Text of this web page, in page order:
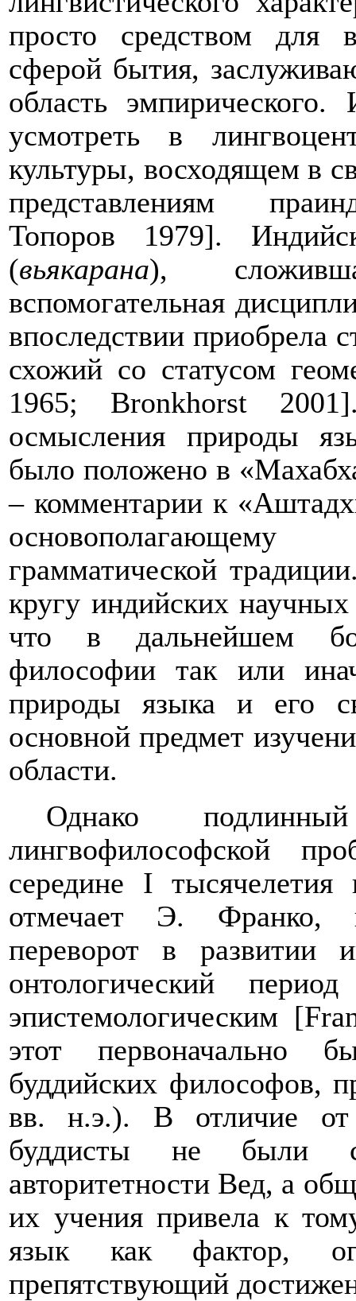
просто средством для
сферой бытия,
область
усмотреть в
культуры, восходящем в
представлениям
Топоров 1979].
(вьякарана),
вспомогательная
впоследствии приобрела
схожий со статусом
1965; Bronkhorst
осмысления природы
было положено в
– комментарии к
основополагающему
грамматической
кругу индийских
что в дальнейшем
философии так или
природы языка и его
основной предмет
области.
Однако
лингвофилософской
середине I
отмечает Э. Франко,
переворот в развитии
онтологический
эпистемологическим
этот первоначально
буддийских философов,
вв. н.э.). В отличие от
буддисты не были
авторитетности Вед, а
их учения привела к
язык как фактор,
препятствующий